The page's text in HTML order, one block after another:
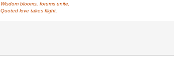
Wisdom blooms, forums unite,
Quoted love takes flight.